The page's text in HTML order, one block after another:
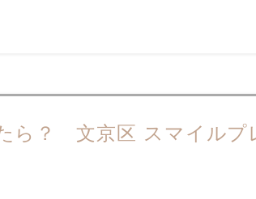
ら？ 文京区 スマイルプ